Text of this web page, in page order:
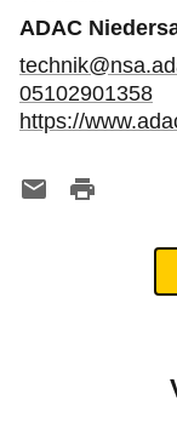
ADAC
05102901358
https://